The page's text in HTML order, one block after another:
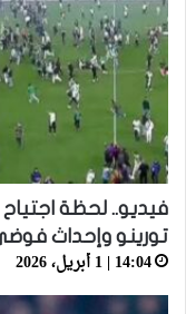
فيديو.. لحظة
تورينو وإحداث
14:04 | 1 أبريل، 2026